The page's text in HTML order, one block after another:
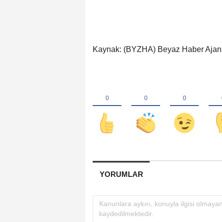
Kaynak: (BYZHA) Beyaz Haber
YORUMLAR